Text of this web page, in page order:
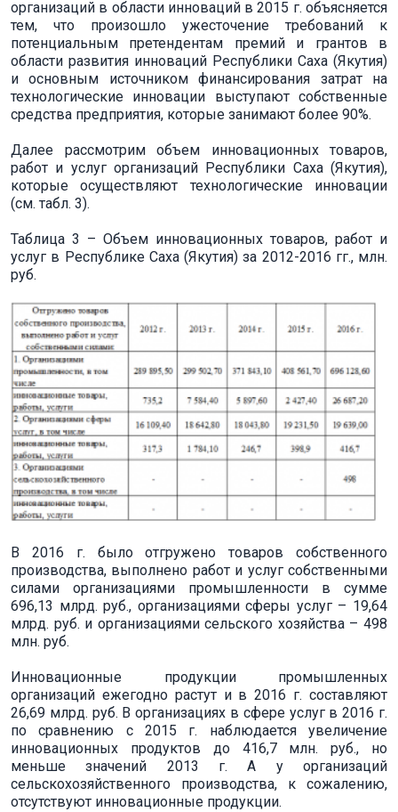
организаций в области инноваций в 2015 г. объясняется
тем, что произошло ужесточение требований к
потенциальным претендентам премий и грантов в
области развития инноваций Республики Саха (Якутия)
и основным источником финансирования затрат на
технологические инновации выступают собственные
средства предприятия, которые занимают более 90%.
Далее рассмотрим объем инновационных товаров,
работ и услуг организаций Республики Саха (Якутия),
которые осуществляют технологические инновации
(см. табл. 3).
Таблица 3 – Объем инновационных товаров, работ и
услуг в Республике Саха (Якутия) за 2012-2016 гг., млн.
руб.
В 2016 г. было отгружено товаров собственного
производства, выполнено работ и услуг собственными
силами организациями промышленности в сумме
696,13 млрд. руб., организациями сферы услуг – 19,64
млрд. руб. и организациями сельского хозяйства – 498
млн. руб.
Инновационные продукции промышленных
организаций ежегодно растут и в 2016 г. составляют
26,69 млрд. руб. В организациях в сфере услуг в 2016 г.
по сравнению с 2015 г. наблюдается увеличение
инновационных продуктов до 416,7 млн. руб., но
меньше значений 2013 г. А у организаций
сельскохозяйственного производства, к сожалению,
отсутствуют инновационные продукции.